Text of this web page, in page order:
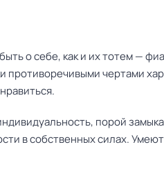
о себе, как и их тотем —
противоречивыми чертами
порой
в собственных силах. Умеют